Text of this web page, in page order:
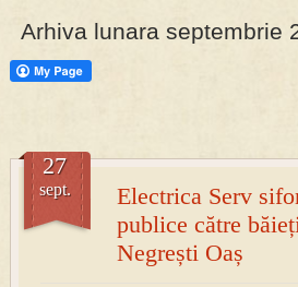
PRESA
Permise pentru vânătoarea de porci în
Arhiva lunara septembrie
Electrica Serv
publice către
Negrești Oaș
27
sept.